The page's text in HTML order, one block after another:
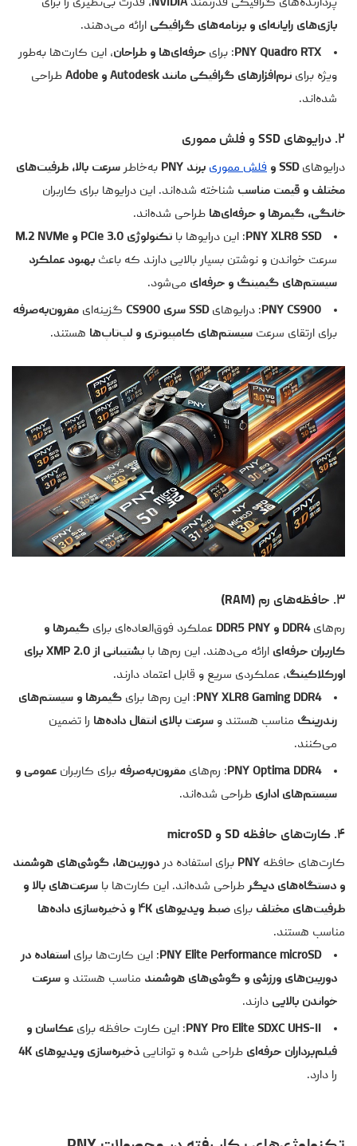
پردازنده‌های گرافیکی قدرتمندNVIDIA، قدرت بی‌نظیری را برای
بازی‌های رایانه‌ای و برنامه‌های گرافیکی ارائه می‌دهند.
PNY Quadro RTX : برای حرفه‌ای‌ها و طراحان، این کارت‌ها به‌طور
ویژه برای نرم‌افزارهای گرافیکی مانند Autodesk و Adobe
طراحی
شده‌اند.
۲. درایوهای SSD و فلش مموری
درایوهایSSD و فلش مموری برند PNY به‌خاطرسرعت بالا، ظرفیت‌های
مختلف و قیمت مناسب شناخته شده‌اند. این درایوها برای کاربران
خانگی، گیمرها و حرفه‌ای‌ها طراحی شده‌اند.
PNY XLR8 SSD: این درایوها با تکنولوژی PCIe 3.0 و M.2 NVMe
سرعت خواندن و نوشتن بسیار بالایی دارند که باعث بهبود عملکرد
سیستم‌های گیمینگ و حرفه‌ای می‌شود.
PNY CS900: درایوهایSSD سری CS900 گزینه‌ای مقرون‌به‌صرفه
برای ارتقای سرعت سیستم‌های کامپیوتری و لپ‌تاپ‌ها هستند.
۳. حافظه‌های رم (RAM)
رم‌هایDDR4 و DDR5 PNY عملکرد فوق‌العاده‌ای برای گیمرها و
کاربران حرفه‌ای ارائه می‌دهند. این رم‌ها با
پشتیبانی از XMP 2.0 برای
اورکلاکینگ، عملکردی سریع و قابل اعتماد دارند.
PNY XLR8 Gaming DDR4: این رم‌ها برای گیمرها و سیستم‌های
رندرینگ مناسب هستند و سرعت بالای انتقال داده‌ها را تضمین
می‌کنند.
PNY Optima DDR4: رم‌های مقرون‌به‌صرفه برای کاربران عمومی و
سیستم‌های اداری طراحی شده‌اند.
۴. کارت‌های حافظه SD و microSD
کارت‌های حافظه PNY برای استفاده در دوربین‌ها، گوشی‌های هوشمند
و دستگاه‌های دیگر طراحی شده‌اند. این کارت‌ها با سرعت‌های بالا و
ظرفیت‌های مختلف برای ضبط ویدیوهای ۴K و ذخیره‌سازی داده‌ها
مناسب هستند.
PNY Elite Performance microSD: این کارت‌ها برای استفاده در
دوربین‌های ورزشی و گوشی‌های هوشمند مناسب هستند و سرعت
خواندن بالایی دارند.
PNY Pro Elite SDXC UHS-II: این کارت حافظه برای عکاسان و
فیلم‌برداران حرفه‌ای طراحی شده و توانایی ذخیره‌سازی ویدیوهای 4K
را دارد.